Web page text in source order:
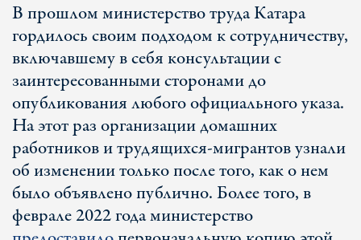
В прошлом министерство труда Катара
гордилось своим подходом к сотрудничеству,
включавшему в себя консультации с
заинтересованными сторонами до
опубликования любого официального указа.
На этот раз организации домашних
работников и трудящихся-мигрантов узнали
об изменении только после того, как о нем
было объявлено публично. Более того, в
феврале 2022 года министерство